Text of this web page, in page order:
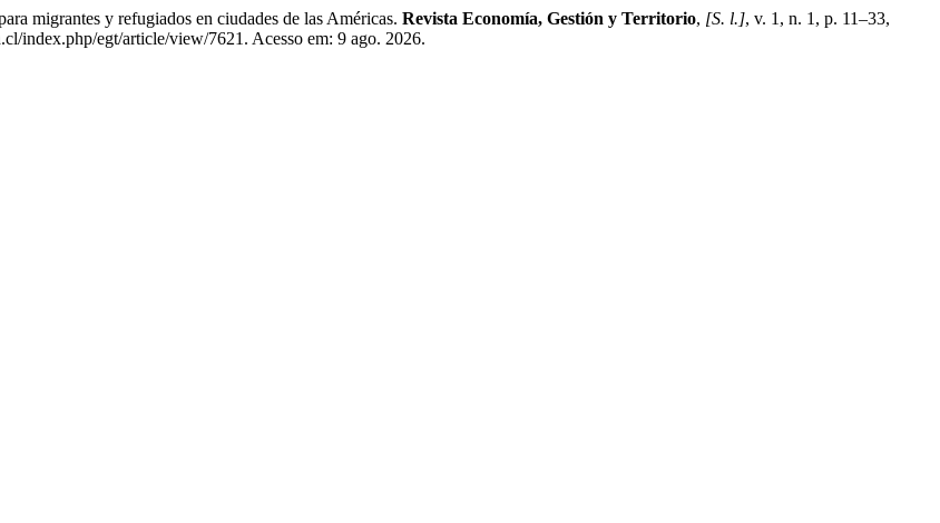
y refugiados en ciudades de las Américas. Revista Economía, Gestión y Territorio, [S. l.], v. 1, n. 1, p. 11–33,
index.php/egt/article/view/7621. Acesso em: 9 ago. 2026.